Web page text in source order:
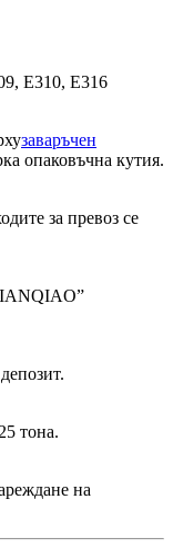
E310, E316
заваръчен
опаковъчна кутия.
за превоз се
тона.
на